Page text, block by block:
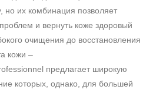
но их комбинация позволяет
и вернуть коже здоровый
очищения до восстановления
кожи –
предлагает широкую
которых, однако, для большей